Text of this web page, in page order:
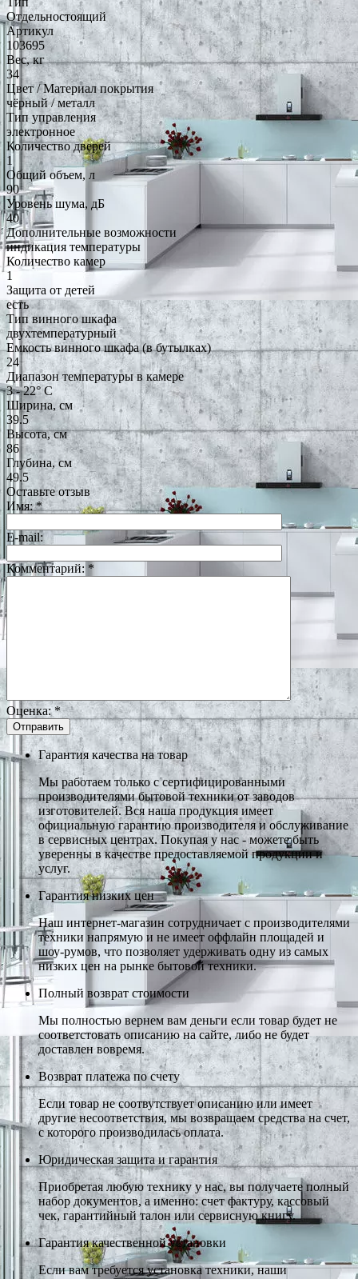
Отдельностоящий
Артикул
103695
Вес, кг
34
Цвет / Материал покрытия
чёрный / металл
Тип управления
электронное
Количество дверей
1
Общий объем, л
90
Уровень шума, дБ
40
Дополнительные возможности
индикация температуры
Количество камер
1
Защита от детей
есть
Тип винного шкафа
двухтемпературный
Емкость винного шкафа (в бутылках)
24
Диапазон температуры в камере
3 - 22° С
Ширина, см
39.5
Высота, см
86
Глубина, см
49.5
Оставьте отзыв
Имя:*
E-mail:
Комментарий: *
Оценка:*
Гарантия качества на товар
Мы работаем только с сертифицированными
производителями бытовой техники от заводов
изготовителей. Вся наша продукция имеет
официальную гарантию производителя и обслуживание
в сервисных центрах. Покупая у нас - можете быть
уверенны в качестве предоставляемой продукции и
услуг.
Гарантия низких цен
Наш интернет-магазин сотрудничает с производителями
техники напрямую и не имеет оффлайн площадей и
шоу-румов, что позволяет удерживать одну из самых
низких цен на рынке бытовой техники.
Полный возврат стоимости
Мы полностью вернем вам деньги если товар будет не
соответстовать описанию на сайте, либо не будет
доставлен вовремя.
Возврат платежа по счету
Если товар не соотвутствует описанию или имеет
другие несоответствия, мы возвращаем средства на счет,
с которого производилась оплата.
Юридическая защита и гарантия
Приобретая любую технику у нас, вы получаете полный
набор документов, а именно: счет фактуру, кассовый
чек, гарантийный талон или сервисную книгу.
Гарантия качественной установки
Если вам требуется установка техники, наши